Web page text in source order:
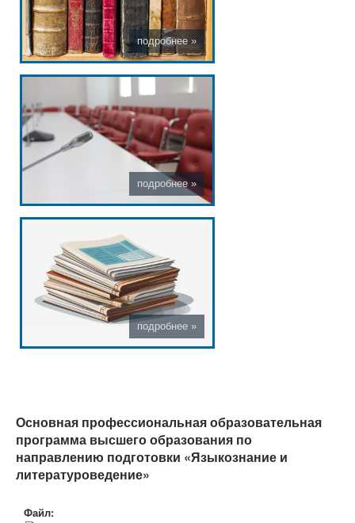
Основная профессиональная образовательная
программа высшего образования по
направлению подготовки «Языкознание и
литературоведение»
Файл: